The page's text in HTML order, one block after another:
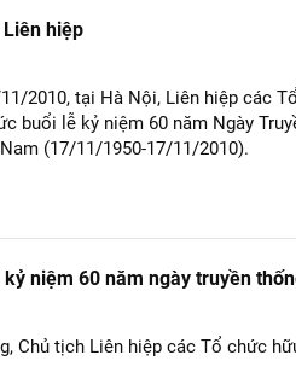
hiệp
2010, tại Hà Nội, Liên hiệp các
buổi lễ kỷ niệm 60 năm Ngày
(17/11/1950-17/11/2010).
niệm 60 năm ngày truyền
Chủ tịch Liên hiệp các Tổ chức